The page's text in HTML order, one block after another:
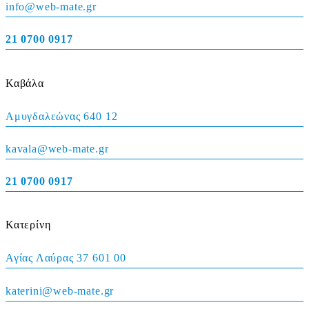
info@web-mate.gr
21 0700 0917
Καβάλα
Αμυγδαλεώνας 640 12
kavala@web-mate.gr
21 0700 0917
Κατερίνη
Αγίας Λαύρας 37 601 00
katerini@web-mate.gr